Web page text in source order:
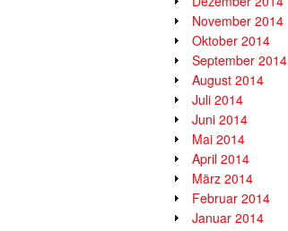
November 2014
Oktober 2014
September 2014
August 2014
Juli 2014
Juni 2014
Mai 2014
April 2014
März 2014
Februar 2014
Januar 2014